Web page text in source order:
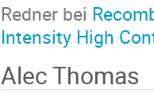
Redner bei
Intensity High
Alec Thomas